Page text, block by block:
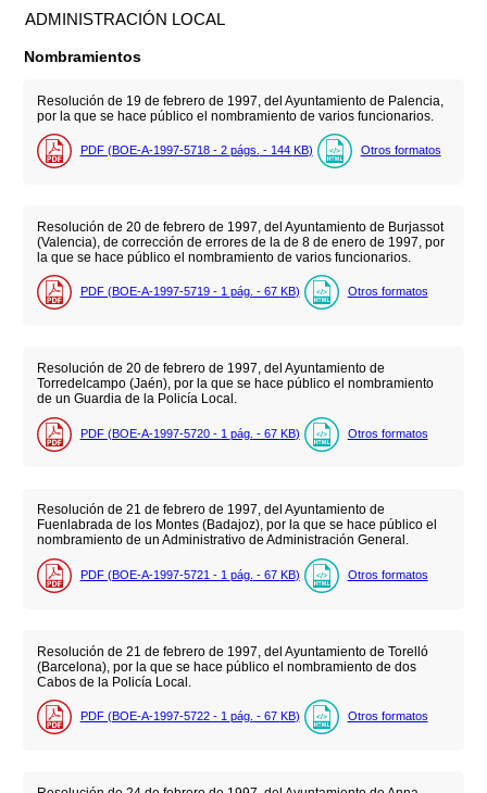
ADMINISTRACIÓN LOCAL
Nombramientos
Resolución de 19 de febrero de 1997, del Ayuntamiento de Palencia,
por la que se hace público el nombramiento de varios funcionarios.
PDF (BOE-A-1997-5718 - 2 págs. - 144 KB) Otros formatos
Resolución de 20 de febrero de 1997, del Ayuntamiento de Burjassot
(Valencia), de corrección de errores de la de 8 de enero de 1997, por
la que se hace público el nombramiento de varios funcionarios.
PDF (BOE-A-1997-5719 - 1 pág. - 67 KB) Otros formatos
Resolución de 20 de febrero de 1997, del Ayuntamiento de
Torredelcampo (Jaén), por la que se hace público el nombramiento
de un Guardia de la Policía Local.
PDF (BOE-A-1997-5720 - 1 pág. - 67 KB) Otros formatos
Resolución de 21 de febrero de 1997, del Ayuntamiento de
Fuenlabrada de los Montes (Badajoz), por la que se hace público el
nombramiento de un Administrativo de Administración General.
PDF (BOE-A-1997-5721 - 1 pág. - 67 KB) Otros formatos
Resolución de 21 de febrero de 1997, del Ayuntamiento de Torelló
(Barcelona), por la que se hace público el nombramiento de dos
Cabos de la Policía Local.
PDF (BOE-A-1997-5722 - 1 pág. - 67 KB) Otros formatos